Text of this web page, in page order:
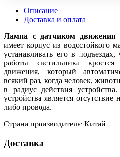
Описание
Доставка и оплата
Лампа с датчиком движения
имеет корпус из водостойкого
устанавливать его в
работы светильника
движения, который
всякий раз, когда человек,
в радиус действия
устройства является отсутствие
либо провода.
Страна производитель: Китай.
Доставка